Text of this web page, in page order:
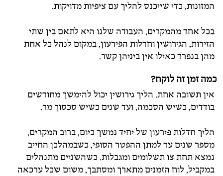
המזונות, כדי שייכנס להליך עם ציפיות מדויקות.
בכל אחד מהמקרים, העבודה שלנו היא לתאם בין שתי
הזירות, הגירושין וחדלות הפירעון, במקום לנהל כל אחת
מהן בנפרד כאילו אין ביניהן קשר.
כמה זמן זה לוקח?
אין תשובה אחת. הליך גירושין יכול להימשך מחודשים
בודדים, כשיש הסכמה, ועד שנים כשיש סכסוך מר.
הליך חדלות פירעון של יחיד נמשך כיום, ברוב המקרים,
מספר שנים עד למתן ההפטר הסופי, כשבמהלכן החייב
נמצא תחת צו תשלומים ומגבלות. כשהשניים מתנהלים
במקביל, לוח הזמנים מתארך ומסתבך, משום שכל ערכאה